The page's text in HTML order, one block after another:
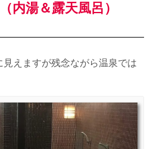
内湯＆露天風呂）
えますが残念ながら温泉では